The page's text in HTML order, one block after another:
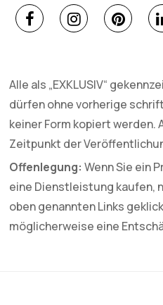
Alle als „EXKLUSIV“
dürfen ohne vorherige
keiner Form kopiert werden.
Zeitpunkt der
Offenlegung: Wenn Sie ein
eine Dienstleistung kaufen,
oben genannten Links
möglicherweise eine